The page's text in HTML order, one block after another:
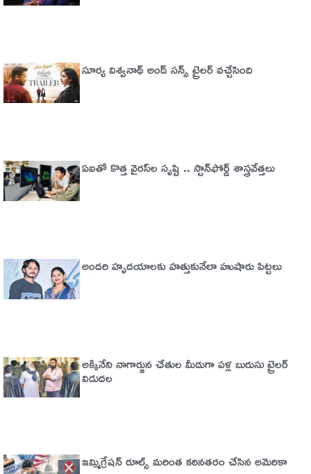
సూర్య విశ్వనాథ్ అండ్ సన్స్ ట్రైలర్ వచ్చేసింది
ఏఐతో కొత్త వైరస్‌ల సృష్టి .. స్టాన్‌ఫోర్డ్‌ శాస్త్రవేత్తలు
అందరి హృదయాలకు హత్తుకునేలా హుషారు పిట్టలు
అక్కినేని నాగార్జున చేతుల మీదుగా పళ్ల బురుసు ట్రైలర్‌
విడుదల
ఇమ్మిగ్రేషన్‌ రూల్స్‌ మరింత కఠినతరం చేసిన అమెరికా